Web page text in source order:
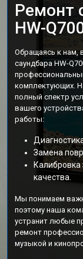
Ремонт
HW-
Обращаясь к нам,
саундбара HW-
комплектующих.
полный спектр
вашего
работы:
Замена
качества.
Мы понимаем
поэтому наша
устранит любые
ремонт
музыкой и